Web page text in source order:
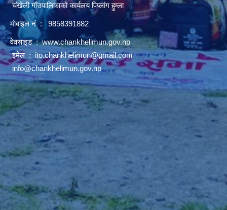
चंखेली गाँउपालिकाकाे कार्यलय पिप्लांग हुम्ला
माेबाइल नं : 9858391882
वेवसाइड :www.chankhelimun.gov.np
इमेल : ito.chankhelimun@gmail.com
info@chankhelimun.gov.np